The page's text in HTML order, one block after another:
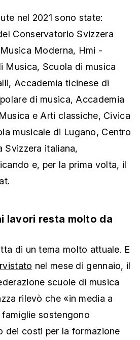
nel 2021 sono state:
Conservatorio Svizzera
Moderna, Hmi -
Musica, Scuola di musica
Accademia ticinese di
di musica, Accademia
e Arti classiche, Civica
musicale di Lugano, Centro
Svizzera italiana,
e, per la prima volta, il
lavori resta molto da
di un tema molto attuale. E
nel mese di gennaio, il
scuole di musica
rilevò che «in media a
sostengono
dei costi per la formazione